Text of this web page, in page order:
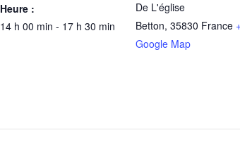
Heure :
14 h 00 min - 17 h 30 min
De L'église
Betton, 35830 France
Google Map